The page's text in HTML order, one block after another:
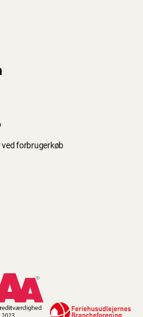
ved forbrugerkøb